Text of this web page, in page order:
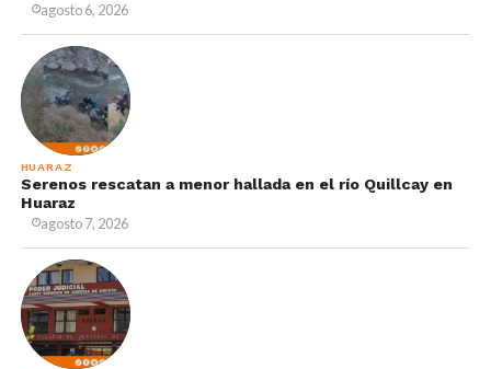
agosto 6, 2026
HUARAZ
Serenos rescatan a menor hallada en el río Quillcay en
Huaraz
agosto 7, 2026